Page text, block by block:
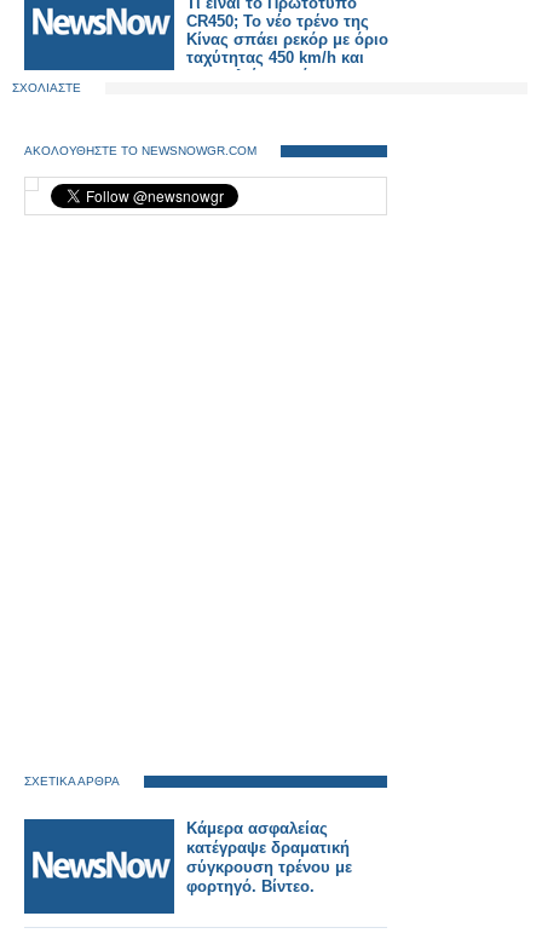
CR450; Το νέο τρένο της
Κίνας σπάει ρεκόρ με όριο
ταχύτητας 450 km/h και
προκαλεί παγκόσμιο
ΣΧΟΛΙΑΣΤΕ
ΑΚΟΛΟΥΘΗΣΤΕ ΤΟ NEWSNOWGR.COM
ΣΧΕΤΙΚΑ ΑΡΘΡΑ
Κάμερα ασφαλείας
κατέγραψε δραματική
σύγκρουση τρένου με
φορτηγό. Βίντεο.